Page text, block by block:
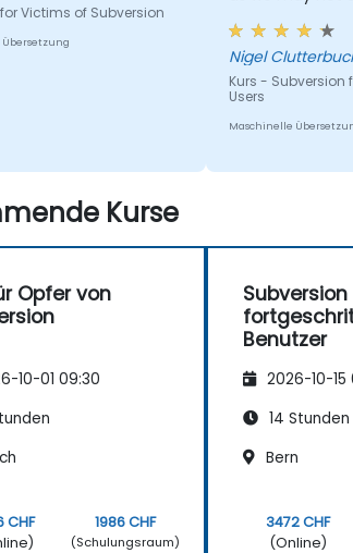
Victims of Subversion
windows to work
Nigel
Kurs - Subversion
Users
Maschinelle
Kurse
Opfer von
10-01 09:30
CHF
1986 CHF
(Schulungsraum)
Benutzer
2026-10-15
14 Stunden
Bern
3472 CHF
(Online)